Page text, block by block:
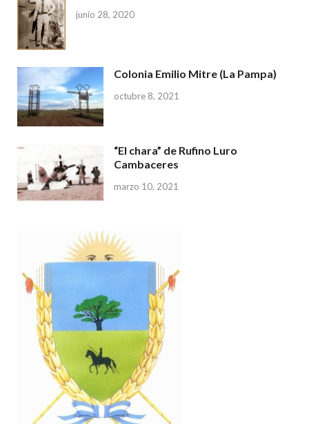
junio 28, 2020
Colonia Emilio Mitre (La Pampa)
octubre 8, 2021
“El chara” de Rufino Luro
Cambaceres
marzo 10, 2021